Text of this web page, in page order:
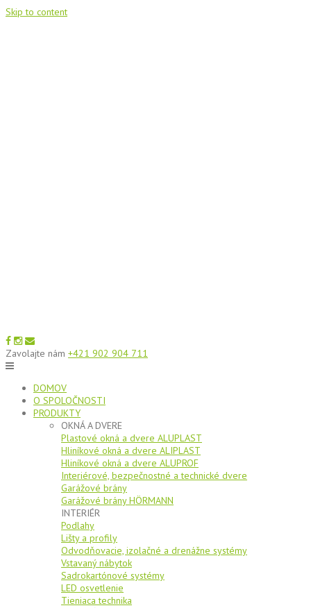
Skip to content
Zavolajte nám +421 902 904 711
DOMOV
O SPOLOČNOSTI
PRODUKTY
OKNÁ A DVERE
Plastové okná a dvere ALUPLAST
Hliníkové okná a dvere ALIPLAST
Hliníkové okná a dvere ALUPROF
Interiérové, bezpečnostné a technické dvere
Garážové brány
Garážové brány HÖRMANN
INTERIÉR
Podlahy
Lišty a profily
Odvodňovacie, izolačné a drenážne systémy
Vstavaný nábytok
Sadrokartónové systémy
LED osvetlenie
Tieniaca technika